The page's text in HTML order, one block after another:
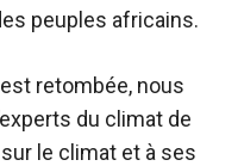
peuples africains.
retombée, nous
du climat de
le climat et à ses